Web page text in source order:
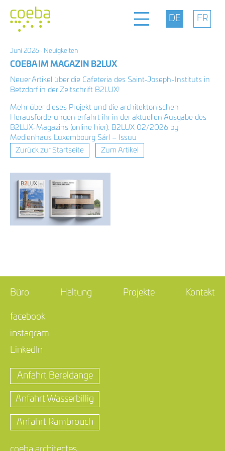
Büro
Haltung
Projekte
Kontakt
facebook
instagram
LinkedIn
Anfahrt Bereldange
Anfahrt Wasserbillig
Juni 2026 · Neuigkeiten
COEBA IM MAGAZIN B2LUX
Neuer Artikel über die Cafeteria des Saint-Joseph-Instituts in
Betzdorf in der Zeitschrift B2LUX!
Mehr über dieses Projekt und die architektonischen
Herausforderungen erfahrt ihr in der aktuellen Ausgabe des
B2LUX-Magazins (online hier): B2LUX 02/2026 by
Medienhaus Luxembourg Sárl – Issuu
Zurück zur Startseite
Zum Artikel
Büro Haltung Projekte Kontakt
facebook
instagram
LinkedIn
Anfahrt Bereldange
Anfahrt Wasserbillig
Anfahrt Rambrouch